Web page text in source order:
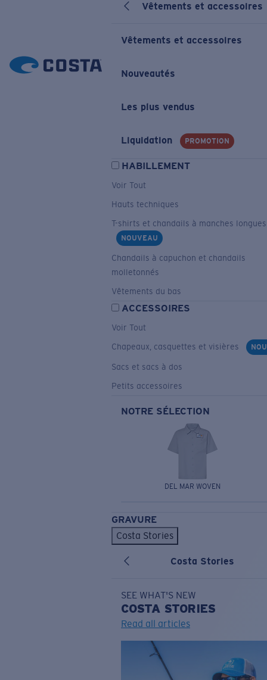
Vêtements et accessoires
Vêtements et accessoires
Nouveautés
Les plus vendus
Liquidation PROMOTION
HABILLEMENT
Voir Tout
Hauts techniques
T-shirts et chandails à manches longues
NOUVEAU
Chandails à capuchon et chandails
molletonnés
Vêtements du bas
ACCESSOIRES
Voir Tout
Chapeaux, casquettes et visières
Sacs et sacs à dos
Petits accessoires
NOTRE SÉLECTION
DEL MAR WOVEN
GRAVURE
Costa Stories
Costa Stories
SEE WHAT'S NEW
COSTA STORIES
Read all articles